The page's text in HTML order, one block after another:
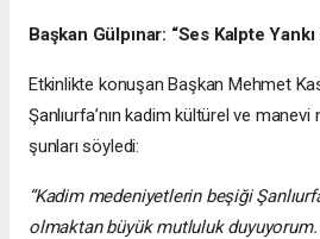
Başkan Gülpınar: “Ses Kalpte Yankı
Etkinlikte konuşan Başkan Mehmet
Şanlıurfa’nın kadim kültürel ve
şunları söyledi:
“Kadim medeniyetlerin beşiği
olmaktan büyük mutluluk duyuyorum.